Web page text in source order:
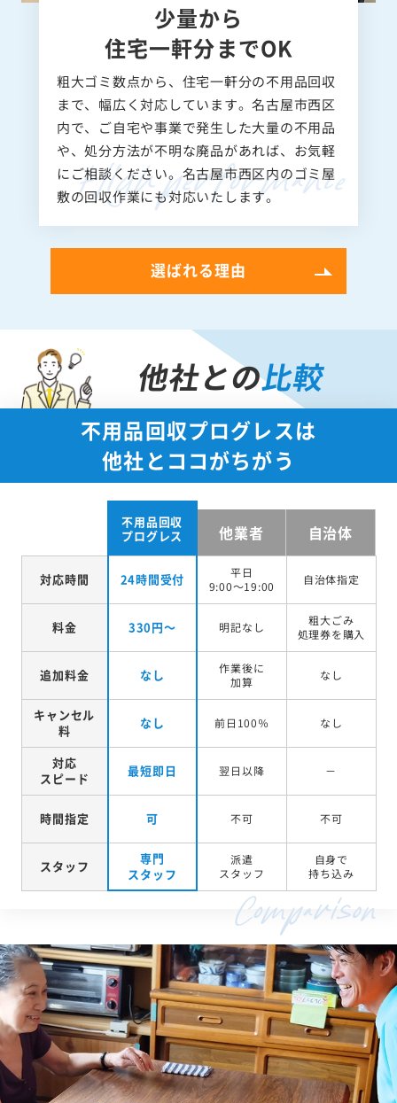
少量から
住宅一軒分までOK
粗大ゴミ数点から、住宅一軒分の不用品回収
まで、幅広く対応しています。名古屋市西区
内で、ご自宅や事業で発生した大量の不用品
や、処分方法が不明な廃品があれば、お気軽
にご相談ください。名古屋市西区内のゴミ屋
敷の回収作業にも対応いたします。
選ばれる理由
他社との比較
不用品回収プログレスは
他社とココがちがう
不用品回収
プログレス
他業者 自治体
対応時間 24時間受付
平日
9:00～19:00
自治体指定
料金 330円～ 明記なし
粗大ごみ
処理券を購入
追加料金 なし
作業後に
加算
なし
キャンセル
料
なし 前日100％ なし
対応
スピード
最短即日 翌日以降 －
時間指定 可 不可 不可
スタッフ
専門
スタッフ
派遣
スタッフ
自身で
持ち込み